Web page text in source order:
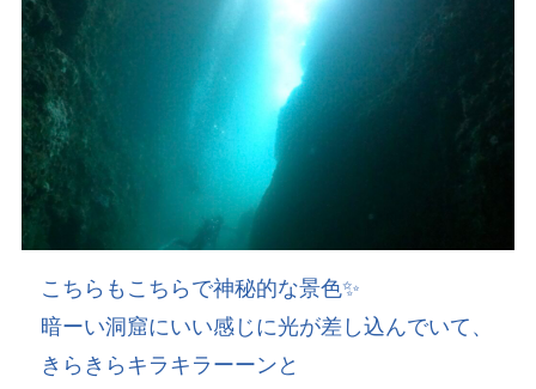
こちらもこちらで神秘的な景色✨
暗ーい洞窟にいい感じに光が差し込んでいて、
きらきらキラキラーーンと